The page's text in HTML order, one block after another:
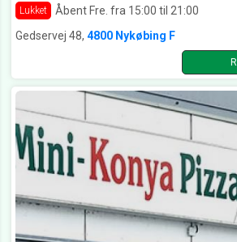
Lukket
Åbent Fre. fra 15:00 til 21:00
Gedservej 48, 4800 Nykøbing F